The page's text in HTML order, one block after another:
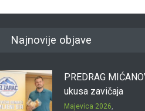
Najnovije objave
PREDRAG
ukusa zavičaja
Majevica 2026